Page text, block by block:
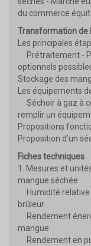
du commerce
Transformation de
Les principales
Prétraitement -
optionnels
Stockage des
Les équipements
Séchoir à gaz à
remplir un
Propositions
Proposition d’un
Fiches techniques
1. Mesures et
mangue séchée
Humidité relative
brûleur
Rendement
mangue
Rendement en